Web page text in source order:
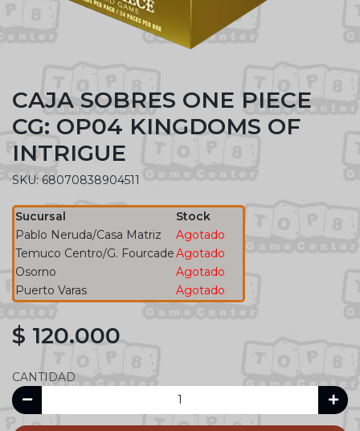
CAJA SOBRES ONE PIECE
CG: OP04 KINGDOMS OF
INTRIGUE
SKU: 68070838904511
Sucursal
Stock
Pablo Neruda/Casa Matriz
Agotado
Temuco Centro/G. FourcadeAgotado
Osorno
Agotado
Puerto Varas
Agotado
$ 120.000
CANTIDAD